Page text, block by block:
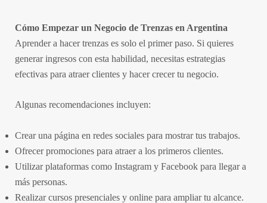
Cómo Empezar un Negocio de Trenzas en Argentina
Aprender a hacer trenzas es solo el primer paso. Si quieres
generar ingresos con esta habilidad, necesitas estrategias
efectivas para atraer clientes y hacer crecer tu negocio.
Algunas recomendaciones incluyen:
Crear una página en redes sociales para mostrar tus trabajos.
Ofrecer promociones para atraer a los primeros clientes.
Utilizar plataformas como Instagram y Facebook para llegar a
más personas.
Realizar cursos presenciales y online para ampliar tu alcance.